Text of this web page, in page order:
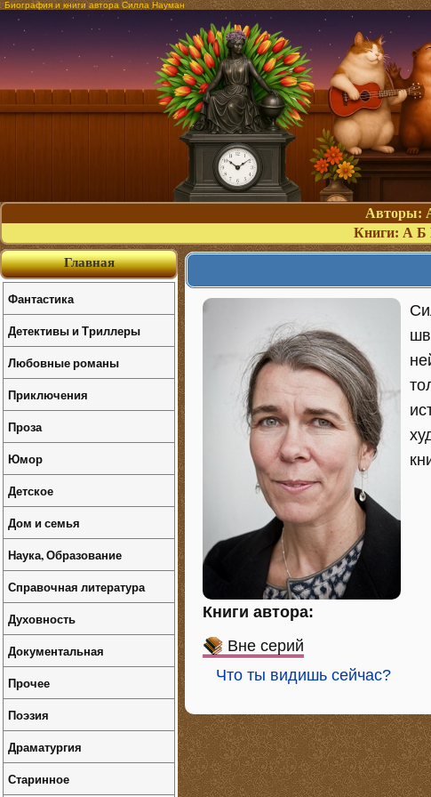
Биография и книги автора Силла Науман
Авторы:
Книги: А Б
Книги автора:
Вне серий
Что ты видишь сейчас?
Главная
Фантастика
Детективы и Триллеры
Любовные романы
Приключения
Проза
Юмор
Детское
Дом и семья
Наука, Образование
Справочная литература
Духовность
Документальная
Прочее
Поэзия
Драматургия
Старинное